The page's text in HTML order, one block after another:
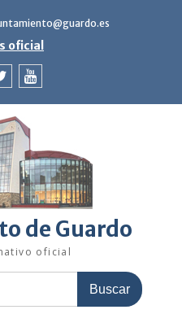
oficial
de Guardo
oficial